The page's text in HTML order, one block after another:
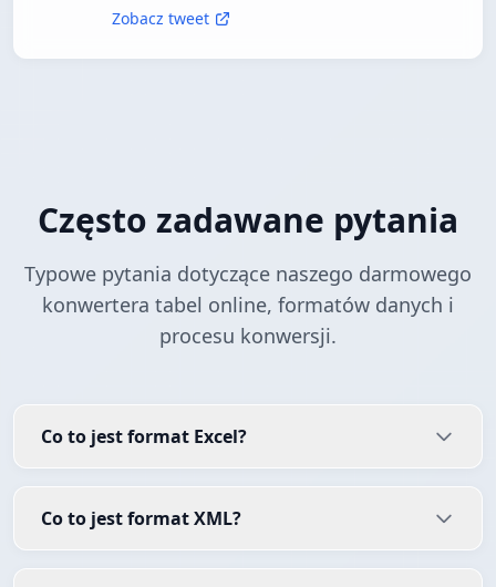
Zobacz tweet
Często zadawane pytania
Typowe pytania dotyczące naszego darmowego
konwertera tabel online, formatów danych i
procesu konwersji.
Co to jest format Excel?
Co to jest format XML?